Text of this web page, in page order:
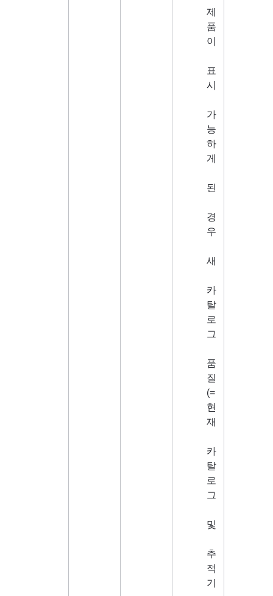
제
품
이
표
시
가
능
하
게
된
경
우
새
카
탈
로
그
품
질
(=
현
재
카
탈
로
그
및
추
적
기